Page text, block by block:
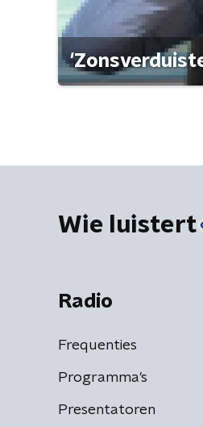
Wie luistert
Radio
Frequenties
Programma's
Presentatoren